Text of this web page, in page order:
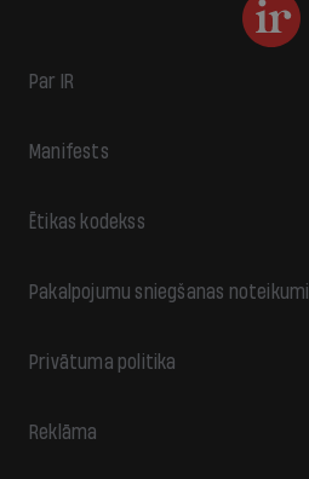
Par IR
Manifests
Ētikas kodekss
Pakalpojumu sniegšanas noteikumi
Privātuma politika
Reklāma